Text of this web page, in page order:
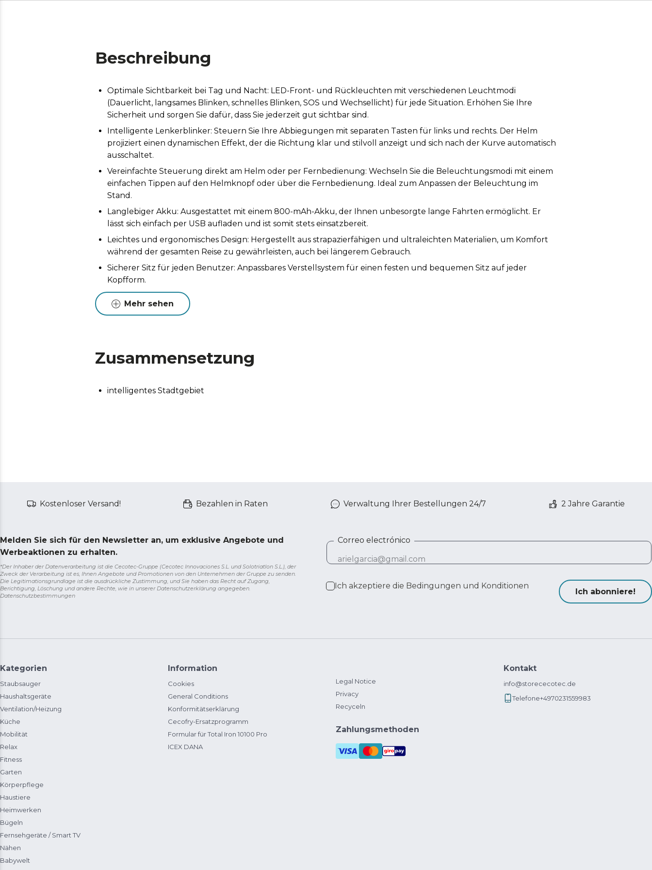
Beschreibung
Optimale Sichtbarkeit bei Tag und Nacht: LED-Front- und Rückleuchten mit verschiedenen Leuchtmodi
(Dauerlicht, langsames Blinken, schnelles Blinken, SOS und Wechsellicht) für jede Situation. Erhöhen Sie Ihre
Sicherheit und sorgen Sie dafür, dass Sie jederzeit gut sichtbar sind.
Intelligente Lenkerblinker: Steuern Sie Ihre Abbiegungen mit separaten Tasten für links und rechts. Der Helm
projiziert einen dynamischen Effekt, der die Richtung klar und stilvoll anzeigt und sich nach der Kurve automatisch
ausschaltet.
Vereinfachte Steuerung direkt am Helm oder per Fernbedienung: Wechseln Sie die Beleuchtungsmodi mit einem
einfachen Tippen auf den Helmknopf oder über die Fernbedienung. Ideal zum Anpassen der Beleuchtung im
Stand.
Langlebiger Akku: Ausgestattet mit einem 800-mAh-Akku, der Ihnen unbesorgte lange Fahrten ermöglicht. Er
lässt sich einfach per USB aufladen und ist somit stets einsatzbereit.
Leichtes und ergonomisches Design: Hergestellt aus strapazierfähigen und ultraleichten Materialien, um Komfort
während der gesamten Reise zu gewährleisten, auch bei längerem Gebrauch.
Sicherer Sitz für jeden Benutzer: Anpassbares Verstellsystem für einen festen und bequemen Sitz auf jeder
Kopfform.
Mehr sehen
Zusammensetzung
intelligentes Stadtgebiet
Kostenloser Versand! Bezahlen in Raten Verwaltung Ihrer Bestellungen 24/7 2 Jahre Garantie
Melden Sie sich für den Newsletter an, um exklusive Angebote und
Werbeaktionen zu erhalten.
*Der Inhaber der Datenverarbeitung ist die Cecotec-Gruppe (Cecotec Innovaciones S.L. und Solotriatlon S.L.), der
Zweck der Verarbeitung ist es, Ihnen Angebote und Promotionen von den Unternehmen der Gruppe zu senden.
Die Legitimationsgrundlage ist die ausdrückliche Zustimmung, und Sie haben das Recht auf Zugang,
Berichtigung, Löschung und andere Rechte, wie in unserer Datenschutzerklärung angegeben.
Datenschutzbestimmungen
Correo electrónico
Ich akzeptiere die Bedingungen und Konditionen
Ich abonniere!
Kategorien
Staubsauger
Haushaltsgeräte
Ventilation/Heizung
Küche
Mobilität
Relax
Fitness
Garten
Körperpflege
Haustiere
Heimwerken
Bügeln
Fernsehgeräte / Smart TV
Nähen
Babywelt
Information
Cookies
General Conditions
Konformitätserklärung
Cecofry-Ersatzprogramm
Formular für Total Iron 10100 Pro
ICEX DANA
Legal Notice
Privacy
Recyceln
Zahlungsmethoden
Kontakt
info@storececotec.de
Telefone+4970231559983